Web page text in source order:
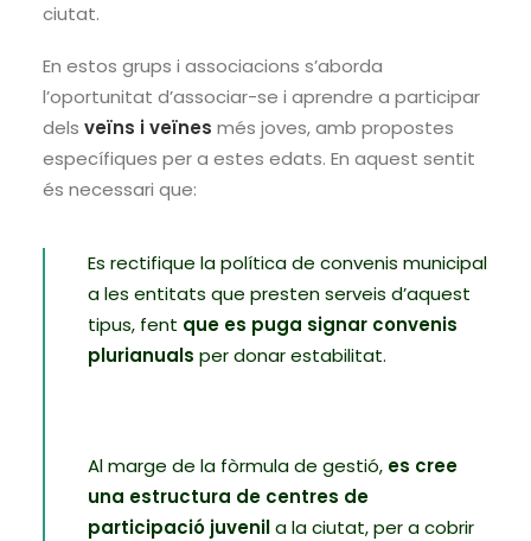
ciutat.
En estos grups i associacions s’aborda
l’oportunitat d’associar-se i aprendre a participar
dels veïns i veïnes més joves, amb propostes
específiques per a estes edats. En aquest sentit
és necessari que:
Es rectifique la política de convenis municipal
a les entitats que presten serveis d’aquest
tipus, fent que es puga signar convenis
plurianuals per donar estabilitat.
Al marge de la fòrmula de gestió, es cree
una estructura de centres de
participació juvenila la ciutat, per a cobrir